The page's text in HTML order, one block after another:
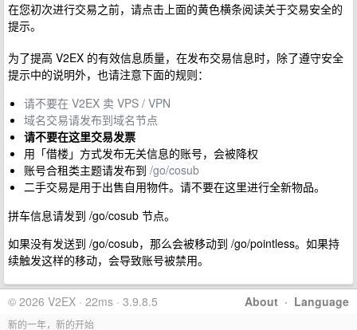
在您初次进行交易之前，请点击上面的黄色横条阅读关于交易安全的
提示。
为了提高 V2EX 的有效信息质量，在发布交易信息时，除了遵守安全
提示中的说明外，也请注意下面的规则：
请不要在 V2EX 卖 VPS / VPN
域名交易请发布到域名节点
请不要在这里交易发票
用「借楼」方式发布无关信息的账号，会被降权
账号合租类主题请发布到 /go/cosub
二手交易是用于出售自用物件。请不要在这里进行全新物品。
拼车信息请发到 /go/cosub 节点。
如果没有发送到 /go/cosub，那么会被移动到 /go/pointless。如果持
续触发这样的移动，会导致账号被禁用。
About · Language
© 2026 V2EX · 22ms · 3.9.8.5
新的一年，新的开始